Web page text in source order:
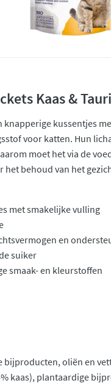
Kaas &
knapperige kussentjes
voor katten. Hun
moet het via de
het behoud van het
met smakelijke vulling
en
suiker
smaak- en kleurstoffen
bijproducten, oliën en
kaas), plantaardige